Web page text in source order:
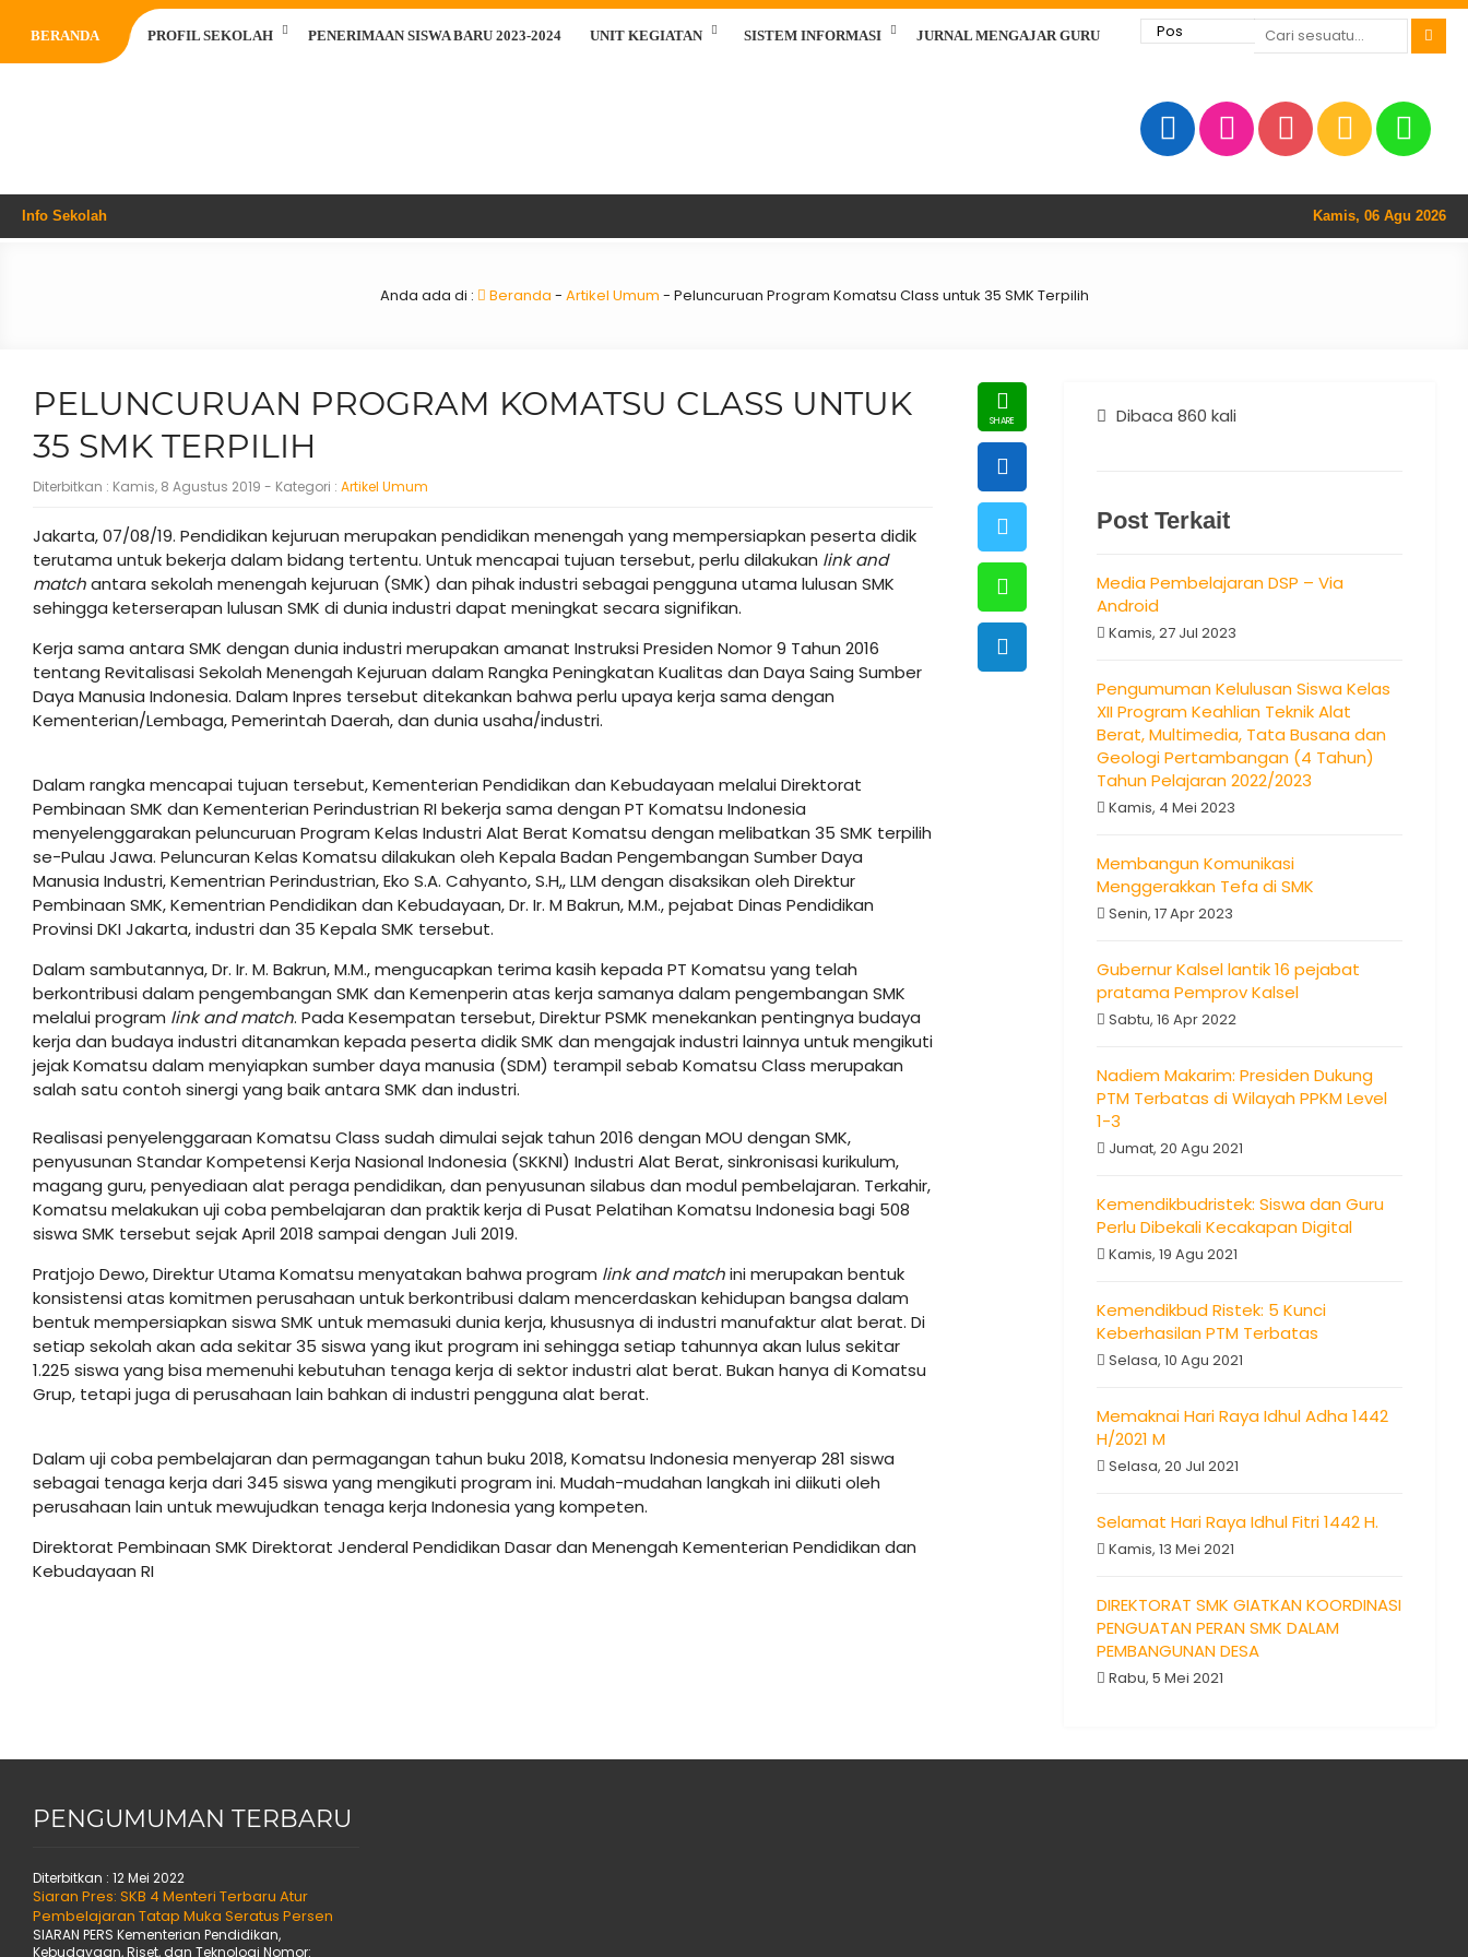
BERANDA PROFIL SEKOLAH PENERIMAAN SISWA BARU 2023-2024 UNIT KEGIATAN SISTEM INFORMASI JURNAL MENGAJAR GURU
Info Sekolah Kamis, 06 Agu 2026
Anda ada di : Beranda - Artikel Umum - Peluncuruan Program Komatsu Class untuk 35 SMK Terpilih
PELUNCURUAN PROGRAM KOMATSU CLASS UNTUK
35 SMK TERPILIH
Diterbitkan : Kamis, 8 Agustus 2019 - Kategori : Artikel Umum
Jakarta, 07/08/19. Pendidikan kejuruan merupakan pendidikan menengah yang mempersiapkan peserta didik
terutama untuk bekerja dalam bidang tertentu. Untuk mencapai tujuan tersebut, perlu dilakukan link and
matchantara sekolah menengah kejuruan (SMK) dan pihak industri sebagai pengguna utama lulusan SMK
sehingga keterserapan lulusan SMK di dunia industri dapat meningkat secara signifikan.
Kerja sama antara SMK dengan dunia industri merupakan amanat Instruksi Presiden Nomor 9 Tahun 2016
tentang Revitalisasi Sekolah Menengah Kejuruan dalam Rangka Peningkatan Kualitas dan Daya Saing Sumber
Daya Manusia Indonesia. Dalam Inpres tersebut ditekankan bahwa perlu upaya kerja sama dengan
Kementerian/Lembaga, Pemerintah Daerah, dan dunia usaha/industri.
Dalam rangka mencapai tujuan tersebut, Kementerian Pendidikan dan Kebudayaan melalui Direktorat
Pembinaan SMK dan Kementerian Perindustrian RI bekerja sama dengan PT Komatsu Indonesia
menyelenggarakan peluncuruan Program Kelas Industri Alat Berat Komatsu dengan melibatkan 35 SMK terpilih
se-Pulau Jawa. Peluncuran Kelas Komatsu dilakukan oleh Kepala Badan Pengembangan Sumber Daya
Manusia Industri, Kementrian Perindustrian, Eko S.A. Cahyanto, S.H,, LLM dengan disaksikan oleh Direktur
Pembinaan SMK, Kementrian Pendidikan dan Kebudayaan, Dr. Ir. M Bakrun, M.M., pejabat Dinas Pendidikan
Provinsi DKI Jakarta, industri dan 35 Kepala SMK tersebut.
Dalam sambutannya, Dr. Ir. M. Bakrun, M.M., mengucapkan terima kasih kepada PT Komatsu yang telah
berkontribusi dalam pengembangan SMK dan Kemenperin atas kerja samanya dalam pengembangan SMK
melalui program link and match. Pada Kesempatan tersebut, Direktur PSMK menekankan pentingnya budaya
kerja dan budaya industri ditanamkan kepada peserta didik SMK dan mengajak industri lainnya untuk mengikuti
jejak Komatsu dalam menyiapkan sumber daya manusia (SDM) terampil sebab Komatsu Class merupakan
salah satu contoh sinergi yang baik antara SMK dan industri.
Realisasi penyelenggaraan Komatsu Class sudah dimulai sejak tahun 2016 dengan MOU dengan SMK,
penyusunan Standar Kompetensi Kerja Nasional Indonesia (SKKNI) Industri Alat Berat, sinkronisasi kurikulum,
magang guru, penyediaan alat peraga pendidikan, dan penyusunan silabus dan modul pembelajaran. Terkahir,
Komatsu melakukan uji coba pembelajaran dan praktik kerja di Pusat Pelatihan Komatsu Indonesia bagi 508
siswa SMK tersebut sejak April 2018 sampai dengan Juli 2019.
Pratjojo Dewo, Direktur Utama Komatsu menyatakan bahwa program link and matchini merupakan bentuk
konsistensi atas komitmen perusahaan untuk berkontribusi dalam mencerdaskan kehidupan bangsa dalam
bentuk mempersiapkan siswa SMK untuk memasuki dunia kerja, khususnya di industri manufaktur alat berat. Di
setiap sekolah akan ada sekitar 35 siswa yang ikut program ini sehingga setiap tahunnya akan lulus sekitar
1.225 siswa yang bisa memenuhi kebutuhan tenaga kerja di sektor industri alat berat. Bukan hanya di Komatsu
Grup, tetapi juga di perusahaan lain bahkan di industri pengguna alat berat.
Dalam uji coba pembelajaran dan permagangan tahun buku 2018, Komatsu Indonesia menyerap 281 siswa
sebagai tenaga kerja dari 345 siswa yang mengikuti program ini. Mudah-mudahan langkah ini diikuti oleh
perusahaan lain untuk mewujudkan tenaga kerja Indonesia yang kompeten.
Direktorat Pembinaan SMK Direktorat Jenderal Pendidikan Dasar dan Menengah Kementerian Pendidikan dan
Kebudayaan RI
Dibaca 860 kali
Post Terkait
Media Pembelajaran DSP – Via
Android
Kamis, 27 Jul 2023
Pengumuman Kelulusan Siswa Kelas
XII Program Keahlian Teknik Alat
Berat, Multimedia, Tata Busana dan
Geologi Pertambangan (4 Tahun)
Tahun Pelajaran 2022/2023
Kamis, 4 Mei 2023
Membangun Komunikasi
Menggerakkan Tefa di SMK
Senin, 17 Apr 2023
Gubernur Kalsel lantik 16 pejabat
pratama Pemprov Kalsel
Sabtu, 16 Apr 2022
Nadiem Makarim: Presiden Dukung
PTM Terbatas di Wilayah PPKM Level
1-3
Jumat, 20 Agu 2021
Kemendikbudristek: Siswa dan Guru
Perlu Dibekali Kecakapan Digital
Kamis, 19 Agu 2021
Kemendikbud Ristek: 5 Kunci
Keberhasilan PTM Terbatas
Selasa, 10 Agu 2021
Memaknai Hari Raya Idhul Adha 1442
H/2021 M
Selasa, 20 Jul 2021
Selamat Hari Raya Idhul Fitri 1442 H.
Kamis, 13 Mei 2021
DIREKTORAT SMK GIATKAN KOORDINASI
PENGUATAN PERAN SMK DALAM
PEMBANGUNAN DESA
Rabu, 5 Mei 2021
PENGUMUMAN TERBARU
Diterbitkan : 12 Mei 2022
Siaran Pres: SKB 4 Menteri Terbaru Atur
Pembelajaran Tatap Muka Seratus Persen
SIARAN PERS Kementerian Pendidikan,
Kebudayaan, Riset, dan Teknologi Nomor: